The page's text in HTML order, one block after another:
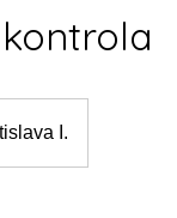
kontrola
I.